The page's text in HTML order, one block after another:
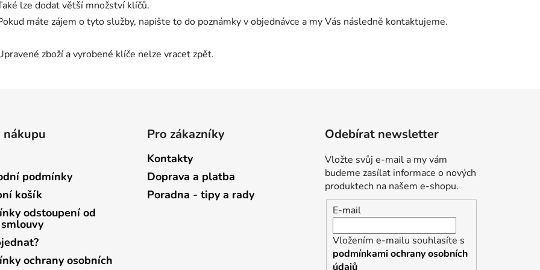
lze dodat větší množství klíčů.
máte zájem o tyto služby, napište to do poznámky v objednávce a my Vás následně kontaktujeme.
zboží a vyrobené klíče nelze vracet zpět.
nákupu
podmínky
košík
odstoupení od
ochrany osobních
Pro zákazníky
Kontakty
Doprava a platba
Poradna - tipy a rady
Odebírat newsletter
Vložte svůj e-mail a my vám
budeme zasílat informace o nových
produktech na našem e-shopu.
E-mail
Vložením e-mailu souhlasíte s
podmínkami ochrany osobních
údajů